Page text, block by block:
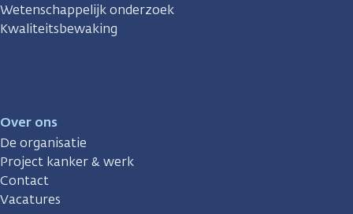
Wetenschappelijk onderzoek
Kwaliteitsbewaking
Over ons
De organisatie
Project kanker & werk
Contact
Vacatures